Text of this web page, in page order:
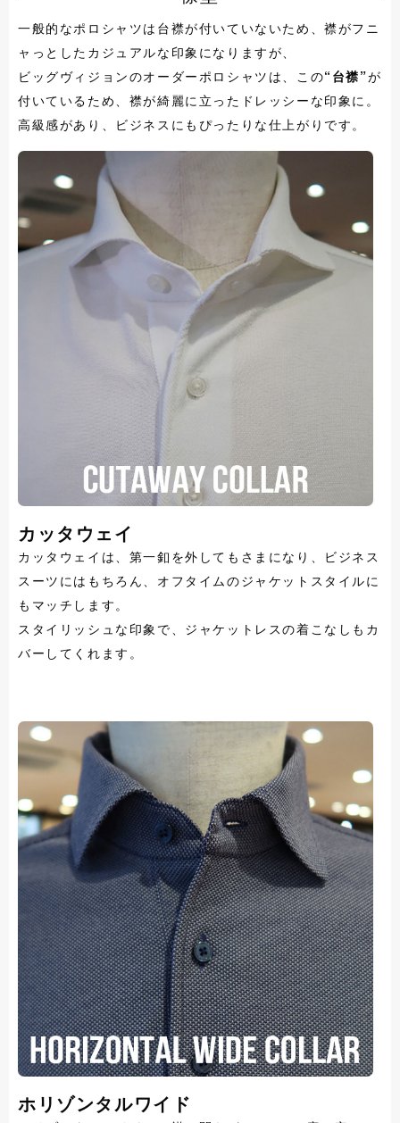
一般的なポロシャツは台襟が付いていないため、襟がフニ
ャっとしたカジュアルな印象になりますが、
ビッグヴィジョンのオーダーポロシャツは、この“台襟”が
付いているため、襟が綺麗に立ったドレッシーな印象に。
高級感があり、ビジネスにもぴったりな仕上がりです。
カッタウェイ
カッタウェイは、第一釦を外してもさまになり、ビジネス
スーツにはもちろん、オフタイムのジャケットスタイルに
もマッチします。
スタイリッシュな印象で、ジャケットレスの着こなしもカ
バーしてくれます。
ホリゾンタルワイド